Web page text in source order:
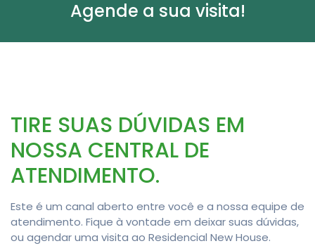
Agende a sua visita!
TIRE SUAS DÚVIDAS EM
NOSSA CENTRAL DE
ATENDIMENTO.
Este é um canal aberto entre você e a nossa equipe de
atendimento. Fique à vontade em deixar suas dúvidas,
ou agendar uma visita ao Residencial New House.